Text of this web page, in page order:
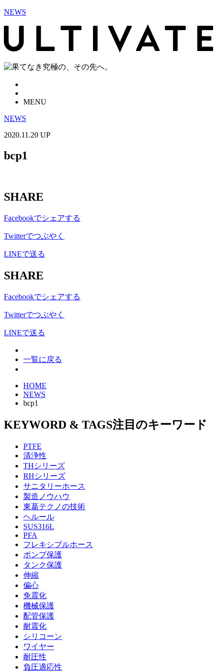
NEWS
MENU
NEWS
2020.11.20 UP
bcp1
SHARE
Facebookでシェアする
Twitterでつぶやく
LINEで送る
SHARE
Facebookでシェアする
Twitterでつぶやく
LINEで送る
一覧に戻る
HOME
NEWS
bcp1
KEYWORD & TAGS注目のキーワード
PTFE
清浄性
THシリーズ
RHシリーズ
サニタリーホース
製造ノウハウ
東葛テクノの技術
ヘルール
SUS316L
PFA
フレキシブルホース
ポンプ保護
タンク保護
伸縮
偏心
免震化
機械保護
配管保護
耐震化
シリコーン
ワイヤー
耐圧性
負圧適応性